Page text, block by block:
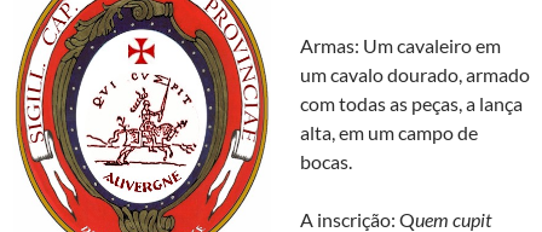
Armas: Um cavaleiro em
um cavalo dourado, armado
com todas as peças, a lança
alta, em um campo de
bocas.
A inscrição: Quem cupit